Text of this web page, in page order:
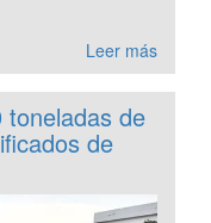
Leer más
toneladas de
de